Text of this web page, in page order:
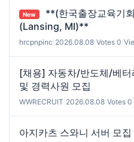
New
**(한국출장교육기
(Lansing, MI)**
hrcpnpinc 2026.08.08 Votes 0
[채용] 자동차/반도체/베
및 경력사원 모집
WWRECRUIT 2026.08.08 Votes 0
아지카츠 스와니 서버 모